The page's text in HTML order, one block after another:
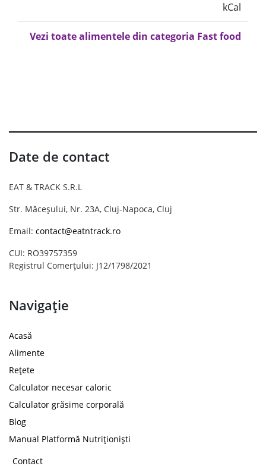
kCal
Vezi toate alimentele din categoria Fast food
Date de contact
EAT & TRACK S.R.L
Str. Măceșului, Nr. 23A, Cluj-Napoca, Cluj
Email: contact@eatntrack.ro
CUI: RO39757359
Registrul Comerțului: J12/1798/2021
Navigație
Acasă
Alimente
Rețete
Calculator necesar caloric
Calculator grăsime corporală
Blog
Manual Platformă Nutriționiști
Contact